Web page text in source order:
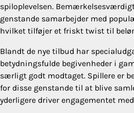
spiloplevelsen.
genstande samarbejder med
hvilket tilføjer et friskt twist til
Blandt de nye tilbud har
betydningsfulde begivenheder i
særligt godt modtaget. Spillere er
for disse genstande til at blive
yderligere driver engagementet